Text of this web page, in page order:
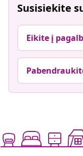
Susisiekite
Eikite į